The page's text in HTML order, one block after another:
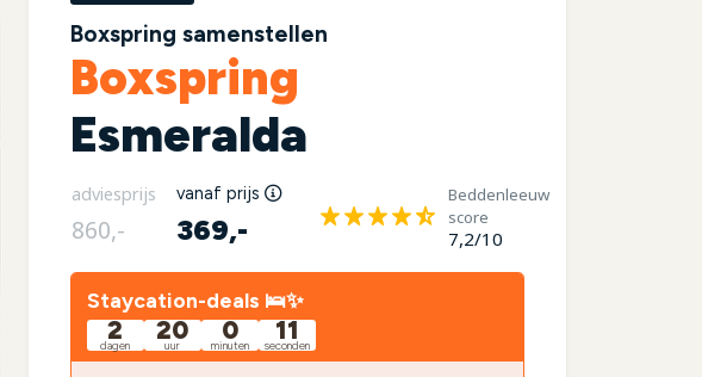
Boxspring samenstellen
Boxspring
Esmeralda
adviesprijs vanaf prijs
860,- 369,-
Beddenleeuw
score
7,2/10
Staycation-deals 🛌✨
2
dagen
20
uur
0
minuten
10
seconden